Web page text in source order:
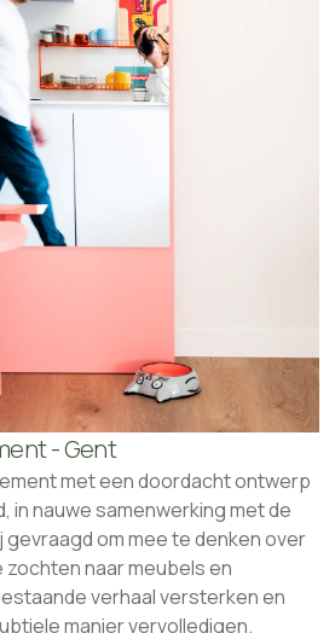
- Gent
met een doordacht ontwerp
in nauwe samenwerking met de
om mee te denken over
zochten naar meubels en
verhaal versterken en
manier vervolledigen.